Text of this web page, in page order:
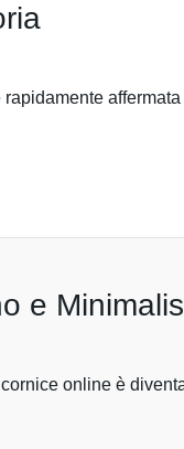
e
online è